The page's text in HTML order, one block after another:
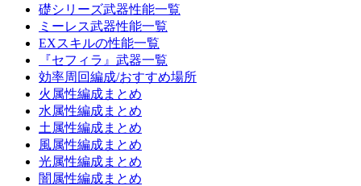
礎シリーズ武器性能一覧
ミーレス武器性能一覧
EXスキルの性能一覧
『セフィラ』武器一覧
効率周回編成/おすすめ場所
火属性編成まとめ
水属性編成まとめ
土属性編成まとめ
風属性編成まとめ
光属性編成まとめ
闇属性編成まとめ